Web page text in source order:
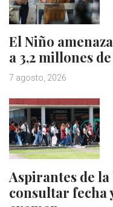
El Niño
a 3,2 millones
7 agosto, 2026
Aspirantes de la
consultar fecha